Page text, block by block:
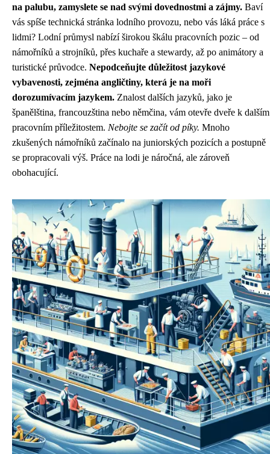
na palubu, zamyslete se nad svými dovednostmi a zájmy. Baví
vás spíše technická stránka lodního provozu, nebo vás láká práce s
lidmi? Lodní průmysl nabízí širokou škálu pracovních pozic – od
námořníků a strojníků, přes kuchaře a stewardy, až po animátory a
turistické průvodce. Nepodceňujte důležitost jazykové
vybavenosti, zejména angličtiny, která je na moři
dorozumívacím jazykem. Znalost dalších jazyků, jako je
španělština, francouzština nebo němčina, vám otevře dveře k dalším
pracovním příležitostem. Nebojte se začít od píky. Mnoho
zkušených námořníků začínalo na juniorských pozicích a postupně
se propracovali výš. Práce na lodi je náročná, ale zároveň
obohacující.